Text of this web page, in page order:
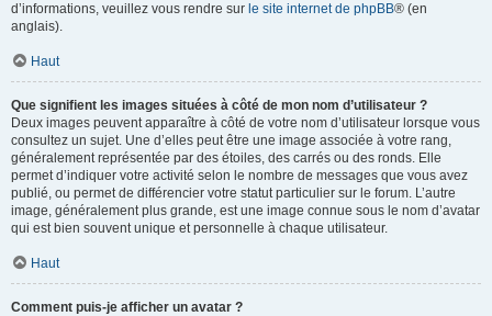
d’informations, veuillez vous rendre sur le site internet de phpBB® (en
anglais).
Haut
Que signifient les images situées à côté de mon nom d’utilisateur ?
Deux images peuvent apparaître à côté de votre nom d’utilisateur lorsque vous
consultez un sujet. Une d’elles peut être une image associée à votre rang,
généralement représentée par des étoiles, des carrés ou des ronds. Elle
permet d’indiquer votre activité selon le nombre de messages que vous avez
publié, ou permet de différencier votre statut particulier sur le forum. L’autre
image, généralement plus grande, est une image connue sous le nom d’avatar
qui est bien souvent unique et personnelle à chaque utilisateur.
Haut
Comment puis-je afficher un avatar ?